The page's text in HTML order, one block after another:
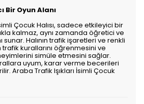
Bir Oyun Alanı
Çocuk Halısı, sadece etkileyici bir
kalmaz, aynı zamanda öğretici ve
sunar. Halının trafik işaretleri ve renkli
trafik kurallarını öğrenmesini ve
simüle etmesini sağlar.
uyum, karar verme becerileri
Araba Trafik Işıkları İsimli Çocuk